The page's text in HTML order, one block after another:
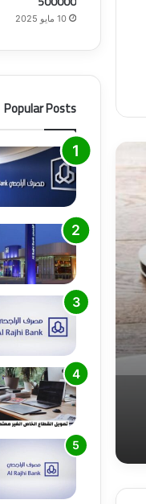
10 مايو 2025
Popular Posts